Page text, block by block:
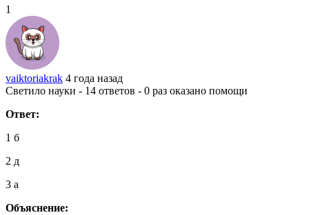
1
vaiktoriakrak 4 года назад
Светило науки - 14 ответов - 0 раз оказано помощи
Ответ:
1 б
2 д
3 а
Объяснение: